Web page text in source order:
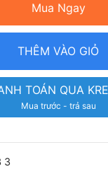
Mua Ngay
THÊM VÀO GIỎ
TOÁN QUA
Mua trước - trả sau
3